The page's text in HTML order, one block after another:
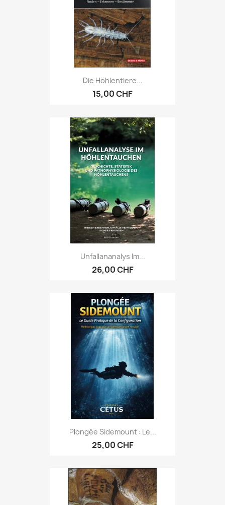
Die Höhlentiere...
15,00 CHF
Unfallananalys Im...
26,00 CHF
Plongée Sidemount : Le...
25,00 CHF